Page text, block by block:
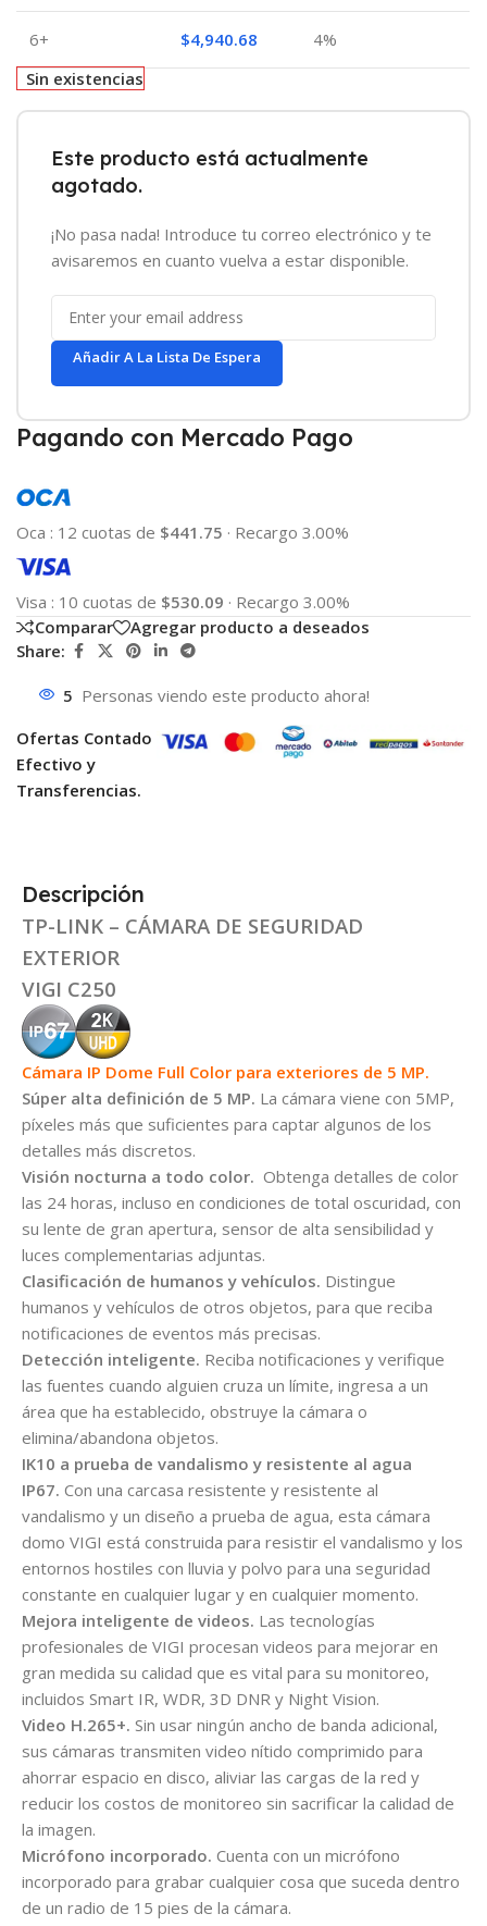
6+ $4,940.68
4%
Sin existencias
Este producto está actualmente
agotado.
¡No pasa nada! Introduce tu correo electrónico y te
avisaremos en cuanto vuelva a estar disponible.
Añadir A La Lista De Espera
Pagando con Mercado Pago
Oca : 12 cuotas de $441.75 · Recargo 3.00%
Visa : 10 cuotas de $530.09 · Recargo 3.00%
Comparar
Agregar producto a deseados
Share:
5 Personas viendo este producto ahora!
Ofertas Contado
Efectivo y
Transferencias.
Descripción
TP-LINK – CÁMARA DE SEGURIDAD
EXTERIOR
VIGI C250
Cámara IP Dome Full Color para exteriores de 5 MP.
Súper alta definición de 5 MP. La cámara viene con 5MP,
píxeles más que suficientes para captar algunos de los
detalles más discretos.
Visión nocturna a todo color. Obtenga detalles de color
las 24 horas, incluso en condiciones de total oscuridad, con
su lente de gran apertura, sensor de alta sensibilidad y
luces complementarias adjuntas.
Clasificación de humanos y vehículos. Distingue
humanos y vehículos de otros objetos, para que reciba
notificaciones de eventos más precisas.
Detección inteligente. Reciba notificaciones y verifique
las fuentes cuando alguien cruza un límite, ingresa a un
área que ha establecido, obstruye la cámara o
elimina/abandona objetos.
IK10 a prueba de vandalismo y resistente al agua
IP67. Con una carcasa resistente y resistente al
vandalismo y un diseño a prueba de agua, esta cámara
domo VIGI está construida para resistir el vandalismo y los
entornos hostiles con lluvia y polvo para una seguridad
constante en cualquier lugar y en cualquier momento.
Mejora inteligente de videos. Las tecnologías
profesionales de VIGI procesan videos para mejorar en
gran medida su calidad que es vital para su monitoreo,
incluidos Smart IR, WDR, 3D DNR y Night Vision.
Video H.265+. Sin usar ningún ancho de banda adicional,
sus cámaras transmiten video nítido comprimido para
ahorrar espacio en disco, aliviar las cargas de la red y
reducir los costos de monitoreo sin sacrificar la calidad de
la imagen.
Micrófono incorporado. Cuenta con un micrófono
incorporado para grabar cualquier cosa que suceda dentro
de un radio de 15 pies de la cámara.